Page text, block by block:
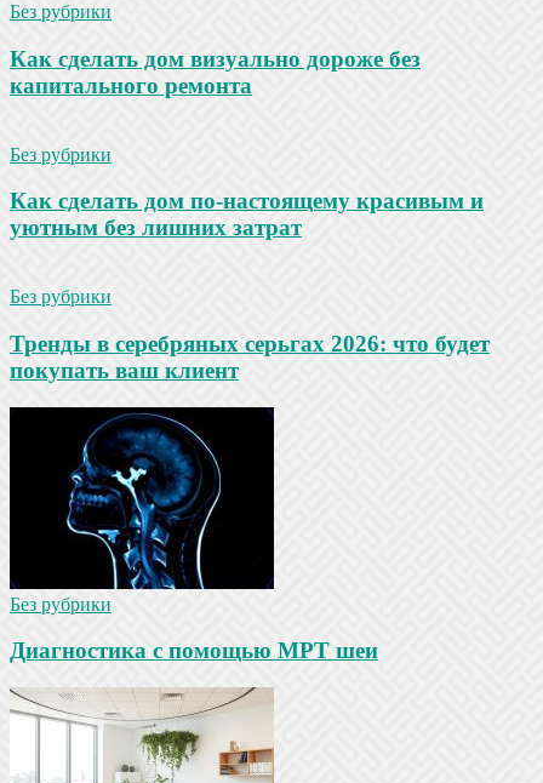
Без рубрики
Как сделать дом визуально дороже без
капитального ремонта
Без рубрики
Как сделать дом по-настоящему красивым и
уютным без лишних затрат
Без рубрики
Тренды в серебряных серьгах 2026: что будет
покупать ваш клиент
Без рубрики
Диагностика с помощью МРТ шеи